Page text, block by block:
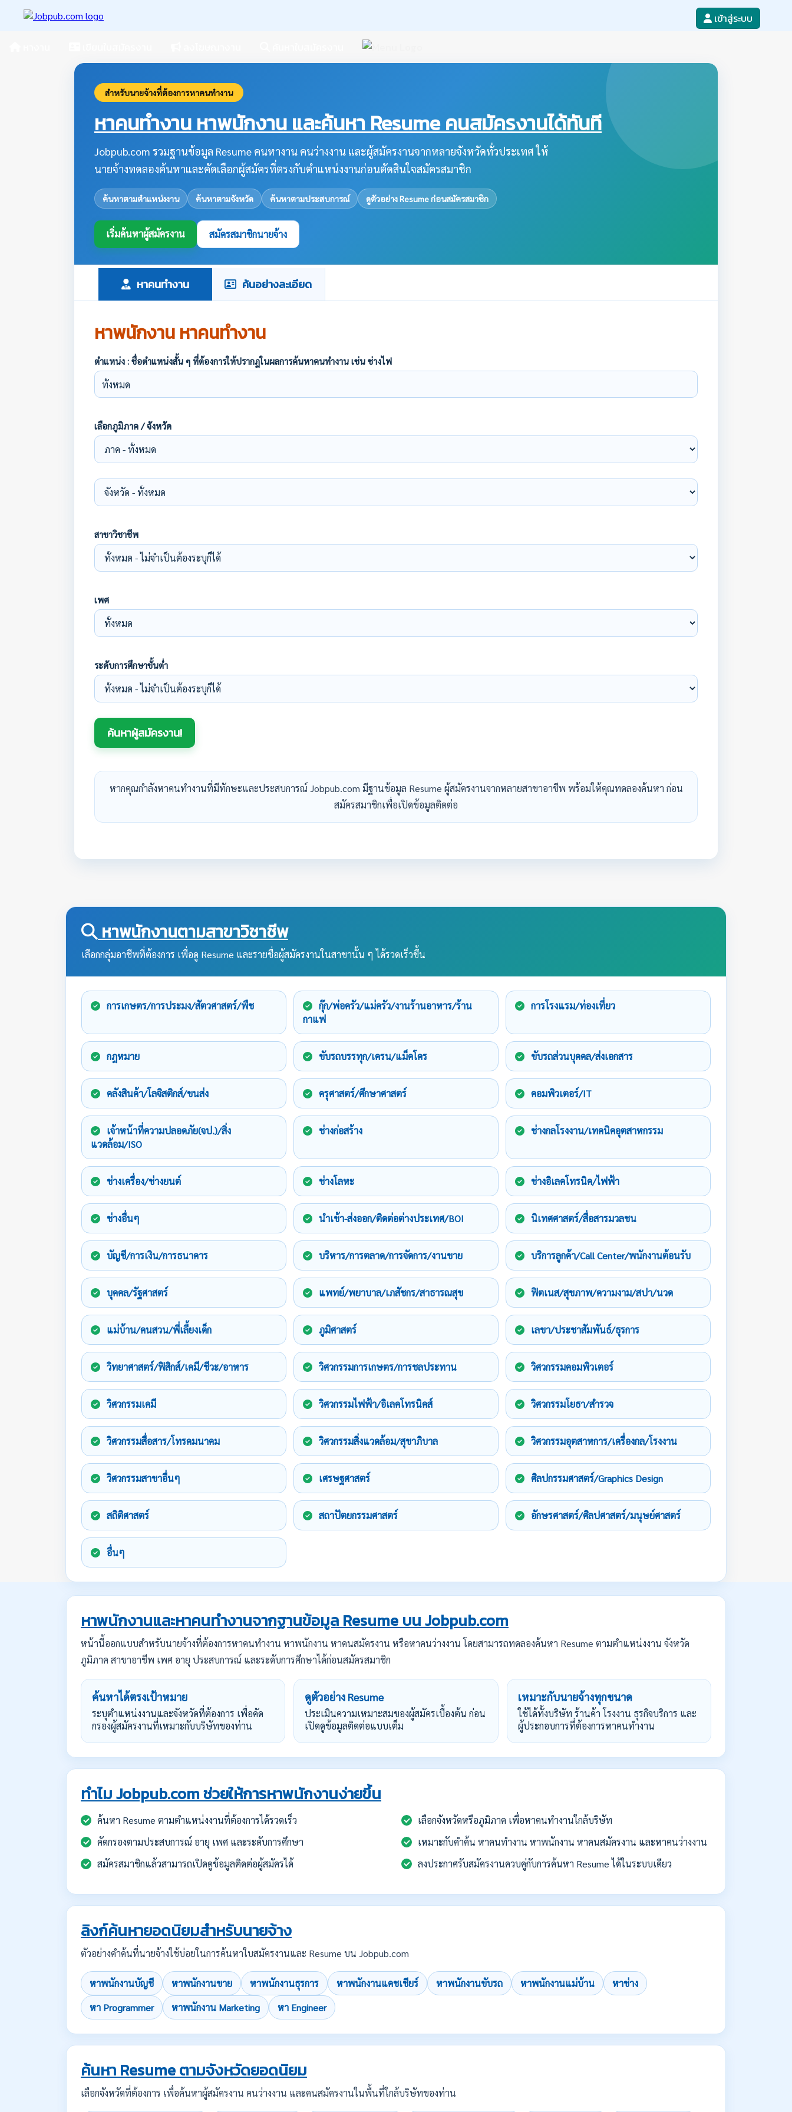
เข้าสู่ระบบ
สำหรับนายจ้างที่ต้องการหาคนทำงาน
หาคนทำงาน หาพนักงาน และค้นหา Resume คนสมัครงานได้ทันที
Jobpub.com รวมฐานข้อมูล Resume คนหางาน คนว่างงาน และผู้สมัครงานจากหลายจังหวัดทั่วประเทศ ให้
นายจ้างทดลองค้นหาและคัดเลือกผู้สมัครที่ตรงกับตำแหน่งงานก่อนตัดสินใจสมัครสมาชิก
ค้นหาตามตำแหน่งงาน ค้นหาตามจังหวัด ค้นหาตามประสบการณ์ ดูตัวอย่าง Resume ก่อนสมัครสมาชิก
เริ่มค้นหาผู้สมัครงาน สมัครสมาชิกนายจ้าง
หาคนทำงาน ค้นอย่างละเอียด
หาพนักงาน หาคนทำงาน
ตำแหน่ง : ชื่อตำแหน่งสั้น ๆ ที่ต้องการให้ปรากฏในผลการค้นหาคนทำงาน เช่น ช่างไฟ
เลือกภูมิภาค / จังหวัด
สาขาวิชาชีพ
เพศ
ระดับการศึกษาขั้นต่ำ
หากคุณกำลังหาคนทำงานที่มีทักษะและประสบการณ์ Jobpub.com มีฐานข้อมูล Resume ผู้สมัครงานจากหลายสาขาอาชีพ พร้อมให้คุณทดลองค้นหา ก่อน
สมัครสมาชิกเพื่อเปิดข้อมูลติดต่อ
หาพนักงานตามสาขาวิชาชีพ
เลือกกลุ่มอาชีพที่ต้องการ เพื่อดู Resume และรายชื่อผู้สมัครงานในสาขานั้น ๆ ได้รวดเร็วขึ้น
การเกษตร/การประมง/สัตวศาสตร์/พืช
กุ๊ก/พ่อครัว/แม่ครัว/งานร้านอาหาร/ร้าน
กาแฟ
การโรงแรม/ท่องเที่ยว
กฎหมาย ขับรถบรรทุก/เครน/แม็คโคร ขับรถส่วนบุคคล/ส่งเอกสาร
คลังสินค้า/โลจิสติกส์/ขนส่ง ครุศาสตร์/ศึกษาศาสตร์ คอมพิวเตอร์/IT
เจ้าหน้าที่ความปลอดภัย(จป.)/สิ่ง
แวดล้อม/ISO
ช่างก่อสร้าง ช่างกลโรงงาน/เทคนิคอุตสาหกรรม
ช่างเครื่อง/ช่างยนต์ ช่างโลหะ ช่างอิเลคโทรนิค/ไฟฟ้า
ช่างอื่นๆ นำเข้า-ส่งออก/ติดต่อต่างประเทศ/BOI นิเทศศาสตร์/สื่อสารมวลชน
บัญชี/การเงิน/การธนาคาร บริหาร/การตลาด/การจัดการ/งานขาย บริการลูกค้า/Call Center/พนักงานต้อนรับ
บุคคล/รัฐศาสตร์ แพทย์/พยาบาล/เภสัชกร/สาธารณสุข ฟิตเนส/สุขภาพ/ความงาม/สปา/นวด
แม่บ้าน/คนสวน/พี่เลี้ยงเด็ก ภูมิศาสตร์ เลขา/ประชาสัมพันธ์/ธุรการ
วิทยาศาสตร์/ฟิสิกส์/เคมี/ชีวะ/อาหาร วิศวกรรมการเกษตร/การชลประทาน วิศวกรรมคอมพิวเตอร์
วิศวกรรมเคมี วิศวกรรมไฟฟ้า/อิเลคโทรนิคส์ วิศวกรรมโยธา/สำรวจ
วิศวกรรมสื่อสาร/โทรคมนาคม วิศวกรรมสิ่งแวดล้อม/สุขาภิบาล วิศวกรรมอุตสาหการ/เครื่องกล/โรงงาน
วิศวกรรมสาขาอื่นๆ เศรษฐศาสตร์ ศิลปกรรมศาสตร์/Graphics Design
สถิติศาสตร์ สถาปัตยกรรมศาสตร์ อักษรศาสตร์/ศิลปศาสตร์/มนุษย์ศาสตร์
อื่นๆ
หาพนักงานและหาคนทำงานจากฐานข้อมูล Resume บน Jobpub.com
หน้านี้ออกแบบสำหรับนายจ้างที่ต้องการหาคนทำงาน หาพนักงาน หาคนสมัครงาน หรือหาคนว่างงาน โดยสามารถทดลองค้นหา Resume ตามตำแหน่งงาน จังหวัด
ภูมิภาค สาขาอาชีพ เพศ อายุ ประสบการณ์ และระดับการศึกษาได้ก่อนสมัครสมาชิก
ค้นหาได้ตรงเป้าหมาย
ระบุตำแหน่งงานและจังหวัดที่ต้องการ เพื่อคัด
กรองผู้สมัครงานที่เหมาะกับบริษัทของท่าน
ดูตัวอย่าง Resume
ประเมินความเหมาะสมของผู้สมัครเบื้องต้น ก่อน
เปิดดูข้อมูลติดต่อแบบเต็ม
เหมาะกับนายจ้างทุกขนาด
ใช้ได้ทั้งบริษัท ร้านค้า โรงงาน ธุรกิจบริการ และ
ผู้ประกอบการที่ต้องการหาคนทำงาน
ทำไม Jobpub.com ช่วยให้การหาพนักงานง่ายขึ้น
ค้นหา Resume ตามตำแหน่งงานที่ต้องการได้รวดเร็ว
เลือกจังหวัดหรือภูมิภาค เพื่อหาคนทำงานใกล้บริษัท
คัดกรองตามประสบการณ์ อายุ เพศ และระดับการศึกษา
เหมาะกับคำค้น หาคนทำงาน หาพนักงาน หาคนสมัครงาน และหาคนว่างงาน
สมัครสมาชิกแล้วสามารถเปิดดูข้อมูลติดต่อผู้สมัครได้
ลงประกาศรับสมัครงานควบคู่กับการค้นหา Resume ได้ในระบบเดียว
ลิงก์ค้นหายอดนิยมสำหรับนายจ้าง
ตัวอย่างคำค้นที่นายจ้างใช้บ่อยในการค้นหาใบสมัครงานและ Resume บน Jobpub.com
หาพนักงานบัญชี หาพนักงานขาย หาพนักงานธุรการ หาพนักงานแคชเชียร์ หาพนักงานขับรถ หาพนักงานแม่บ้าน
หาช่าง
หา Programmer
หาพนักงาน Marketing หา Engineer
ค้นหา Resume ตามจังหวัดยอดนิยม
เลือกจังหวัดที่ต้องการ เพื่อค้นหาผู้สมัครงาน คนว่างงาน และคนสมัครงานในพื้นที่ใกล้บริษัทของท่าน